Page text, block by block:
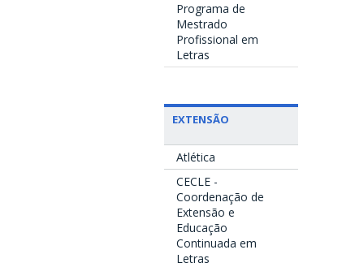
Programa de
Mestrado
Profissional em
Letras
EXTENSÃO
Atlética
CECLE -
Coordenação de
Extensão e
Educação
Continuada em
Letras